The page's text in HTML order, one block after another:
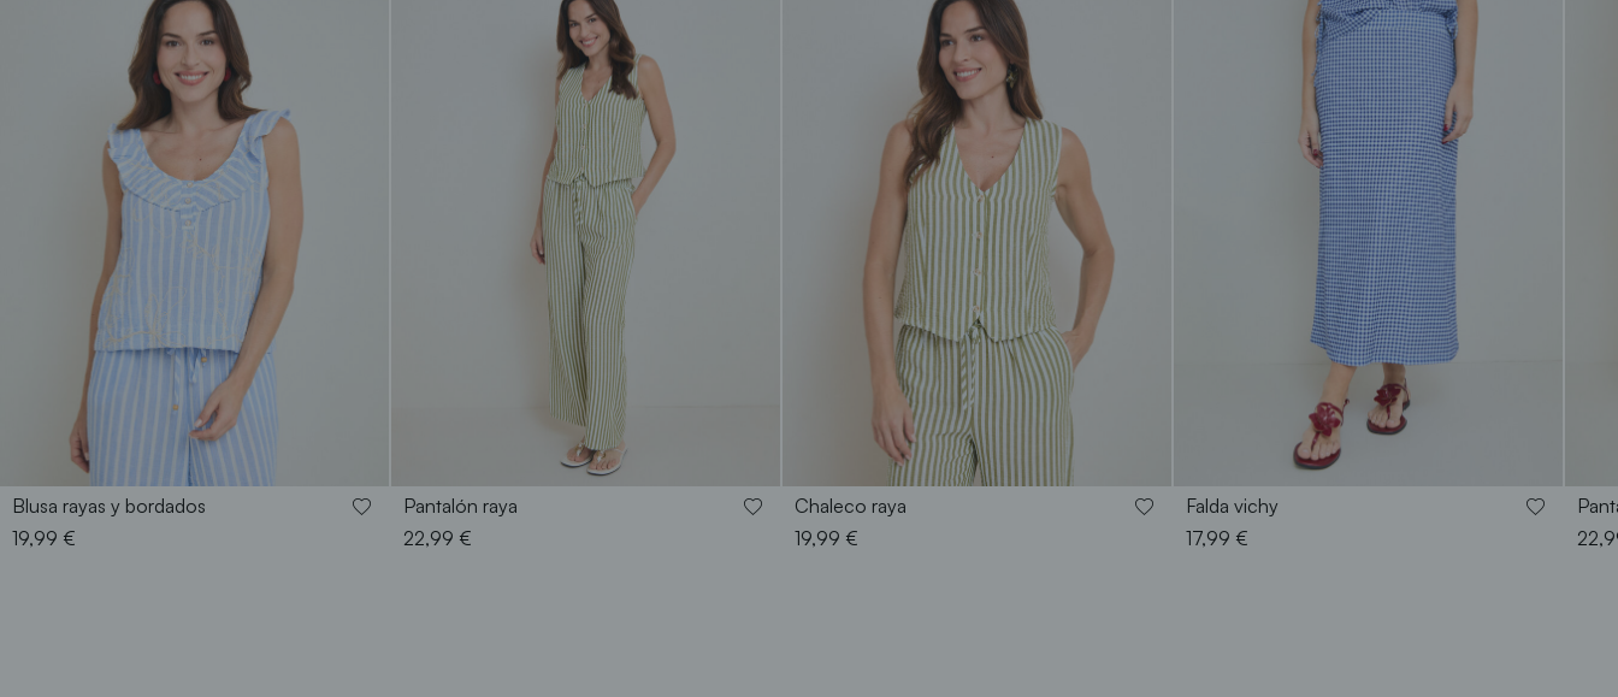
Blusa rayas y bordados
19,99 €
L XLXXL
Pantalón raya
22,99 €
42 44
Chaleco raya
19,99 €
SM LXL
Falda vichy
17,99 €
SM